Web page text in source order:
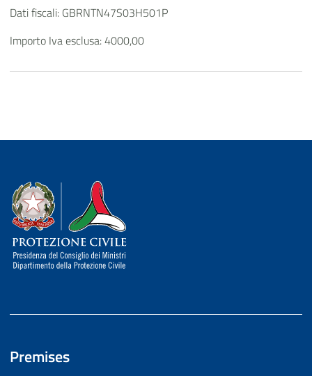
Dati fiscali: GBRNTN47S03H501P
Importo Iva esclusa: 4000,00
Dipartimento della Protezione Civile
Premises